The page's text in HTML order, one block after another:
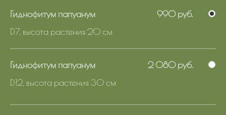
Гиднофитум папуанум
D7, высота растения 20 см
990 руб.
Гиднофитум папуанум
D12, высота растения 30 см
2 080 руб.